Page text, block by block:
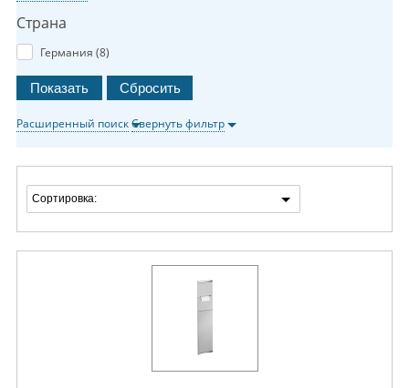
Страна
Германия (8)
Расширенный поискСвернуть фильтр
Сортировка: